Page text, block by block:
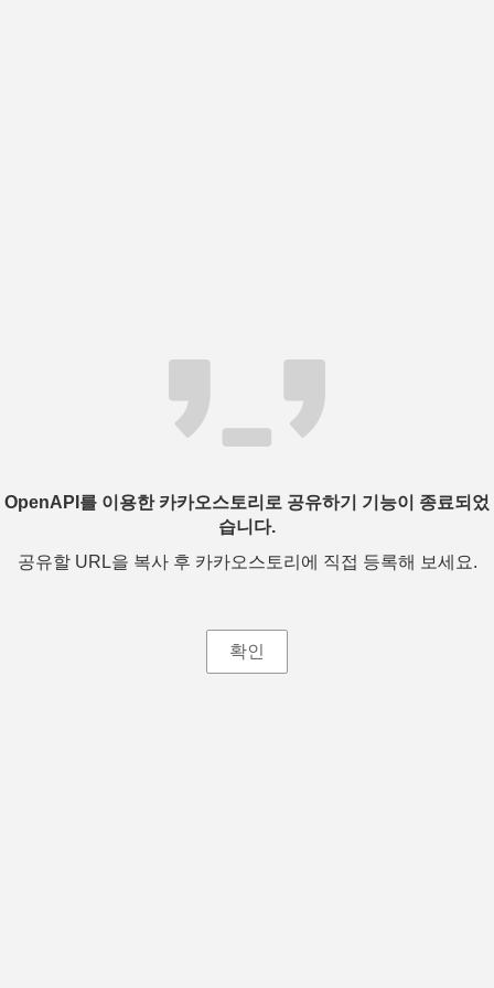
OpenAPI를 이용한 카카오스토리로 공유하기 기능이 종료되었
습니다.
공유할 URL을 복사 후 카카오스토리에 직접 등록해 보세요.
확인